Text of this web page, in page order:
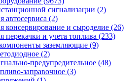
сигнализации (2)
автосервиса (2)
консервирование и сыроделие (26)
перекачки и учета топлива (233)
заземляющие (9)
(2)
предупредительное (48)
заправочное (3)